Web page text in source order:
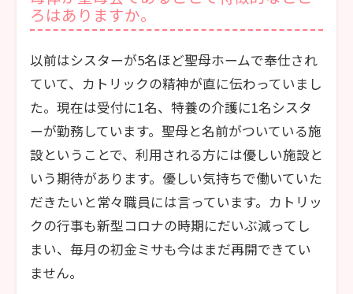
ろはありますか。
以前はシスターが5名ほど聖母ホームで奉仕され
ていて、カトリックの精神が直に伝わっていまし
た。現在は受付に1名、特養の介護に1名シスタ
ーが勤務しています。聖母と名前がついている施
設ということで、利用される方には優しい施設と
いう期待があります。優しい気持ちで働いていた
だきたいと常々職員には言っています。カトリッ
クの行事も新型コロナの時期にだいぶ減ってし
まい、毎月の初金ミサも今はまだ再開できてい
ません。